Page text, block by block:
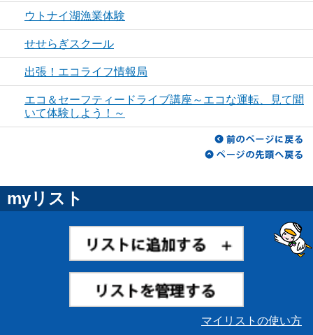
ウトナイ湖漁業体験
せせらぎスクール
出張！エコライフ情報局
エコ＆セーフティードライブ講座～エコな運転、見て聞
いて体験しよう！～
myリスト
マイリストの使い方